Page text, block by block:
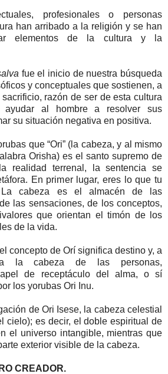
profesionales o personas
han arribado a la religión y se han
elementos de la cultura y la
fue el inicio de nuestra búsqueda
y conceptuales que sostienen, a
razón de ser de esta cultura
al hombre a resolver sus
su situación negativa en positiva.
que “Ori” (la cabeza, y al mismo
Orisha) es el santo supremo de
realidad terrenal, la sentencia se
En primer lugar, eres lo que tu
cabeza es el almacén de las
las sensaciones, de los conceptos,
que orientan el timón de los
de la vida.
concepto de Orí significa destino y, a
la cabeza de las personas,
de receptáculo del alma, o sí
los yorubas Ori Inu.
de Ori Isese, la cabeza celestial
cielo); es decir, el doble espiritual de
el universo intangible, mientras que
exterior visible de la cabeza.
CREADOR.